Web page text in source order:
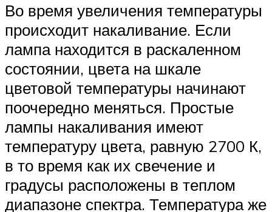
Во время увеличения температуры
происходит накаливание. Если
лампа находится в раскаленном
состоянии, цвета на шкале
цветовой температуры начинают
поочередно меняться. Простые
лампы накаливания имеют
температуру цвета, равную 2700 К,
в то время как их свечение и
градусы расположены в теплом
диапазоне спектра. Температура же